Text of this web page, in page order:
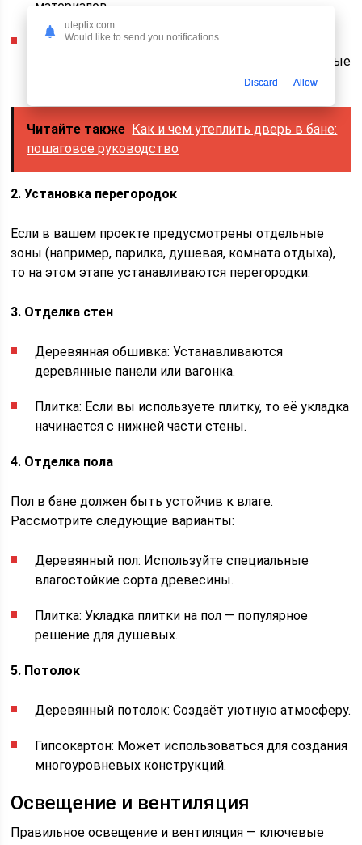
материалов.
Электрика и сантехника: На этом этапе
прокладываются электрические и водопроводные
Читайте также Как и чем утеплить дверь в бане:
пошаговое руководство
2. Установка перегородок
Если в вашем проекте предусмотрены отдельные
зоны (например, парилка, душевая, комната отдыха),
то на этом этапе устанавливаются перегородки.
3. Отделка стен
Деревянная обшивка: Устанавливаются
деревянные панели или вагонка.
Плитка: Если вы используете плитку, то её укладка
начинается с нижней части стены.
4. Отделка пола
Пол в бане должен быть устойчив к влаге.
Рассмотрите следующие варианты:
Деревянный пол: Используйте специальные
влагостойкие сорта древесины.
Плитка: Укладка плитки на пол — популярное
решение для душевых.
5. Потолок
Деревянный потолок: Создаёт уютную атмосферу.
Гипсокартон: Может использоваться для создания
многоуровневых конструкций.
Освещение и вентиляция
Правильное освещение и вентиляция — ключевые
uteplix.com
Would like to send you notifications
Discard Allow